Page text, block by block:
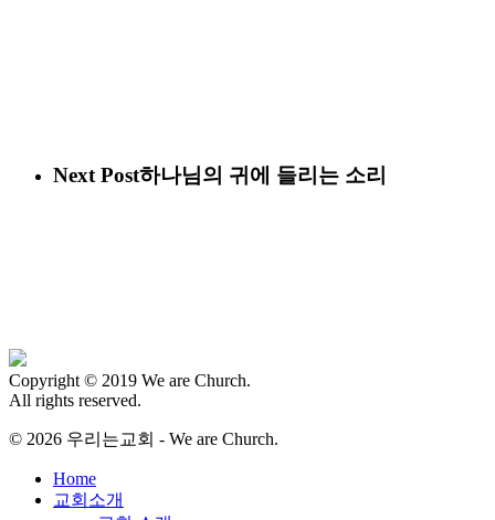
Next Post하나님의 귀에 들리는 소리
Copyright © 2019 We are Church.
All rights reserved.
© 2026 우리는교회 - We are Church.
Close
Menu
Home
교회소개